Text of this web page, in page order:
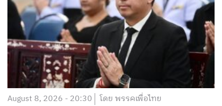
August 8, 2026 - 20:30 โดย พรรคเพื่อไทย